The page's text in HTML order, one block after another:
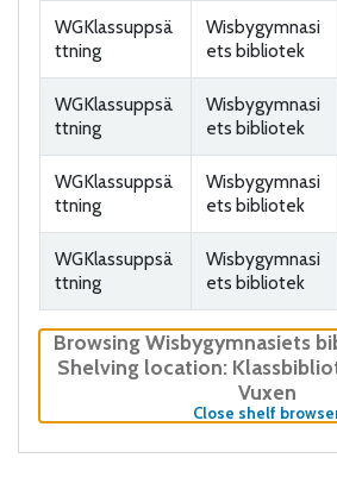
WGKlassuppsä
ttning
Wisbygymnasi
ets bibliotek
WGKlassuppsä
ttning
Wisbygymnasi
ets bibliotek
WGKlassuppsä
ttning
Wisbygymnasi
ets bibliotek
WGKlassuppsä
ttning
Wisbygymnasi
ets bibliotek
Browsing Wisbygymnasiets
Shelving location:
Vuxen
Close shelf